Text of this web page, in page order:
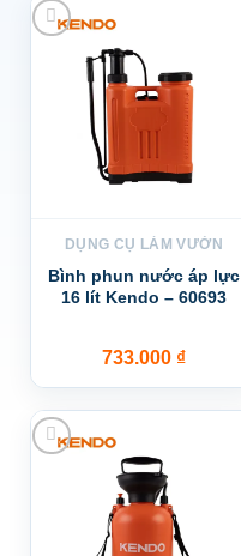
DỤNG CỤ LÀM VƯỜN
Bình phun nước áp lực
16 lít Kendo – 60693
733.000 ₫
Add to wishlist